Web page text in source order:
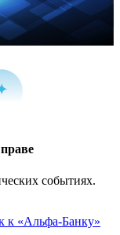
событиях.
к «Альфа-Банку»